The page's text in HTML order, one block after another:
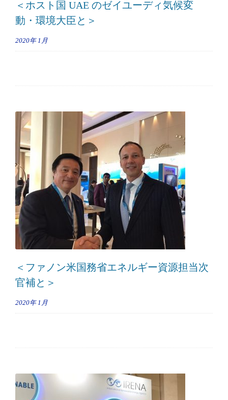
＜ホスト国 UAE のゼイユーディ気候変
動・環境大臣と＞
2020年 1月
＜ファノン米国務省エネルギー資源担当次
官補と＞
2020年 1月